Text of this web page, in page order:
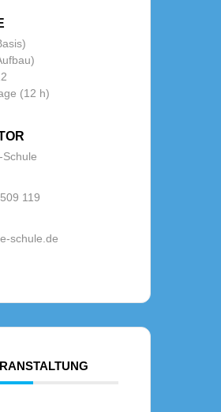
(12 h)
Schule
119
schule.de